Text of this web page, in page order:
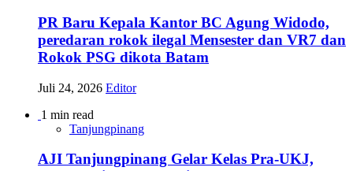
PR Baru Kepala Kantor BC Agung Widodo,
peredaran rokok ilegal Mensester dan VR7 dan
Rokok PSG dikota Batam
Juli 24, 2026 Editor
1 min read
Tanjungpinang
AJI Tanjungpinang Gelar Kelas Pra-UKJ,